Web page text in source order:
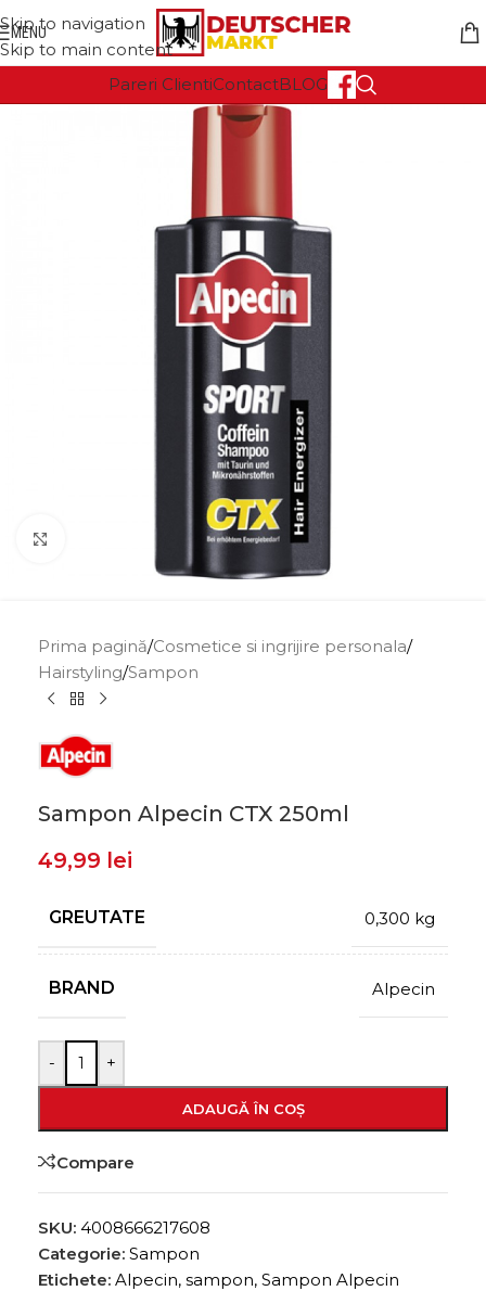
Skip to navigation
Skip to main content
MENU
Pareri ClientiContactBLOG
Prima pagină/Cosmetice si ingrijire personala/
Hairstyling/Sampon
Sampon Alpecin CTX 250ml
49,99 lei
GREUTATE 0,300 kg
BRAND Alpecin
- +
ADAUGĂ ÎN COȘ
Compare
SKU: 4008666217608
Categorie: Sampon
Etichete: Alpecin, sampon, Sampon Alpecin